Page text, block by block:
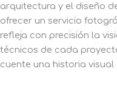
arquitectura y el diseño
ofrecer un servicio
refleja con precisión la
técnicos de cada
cuente una historia visual